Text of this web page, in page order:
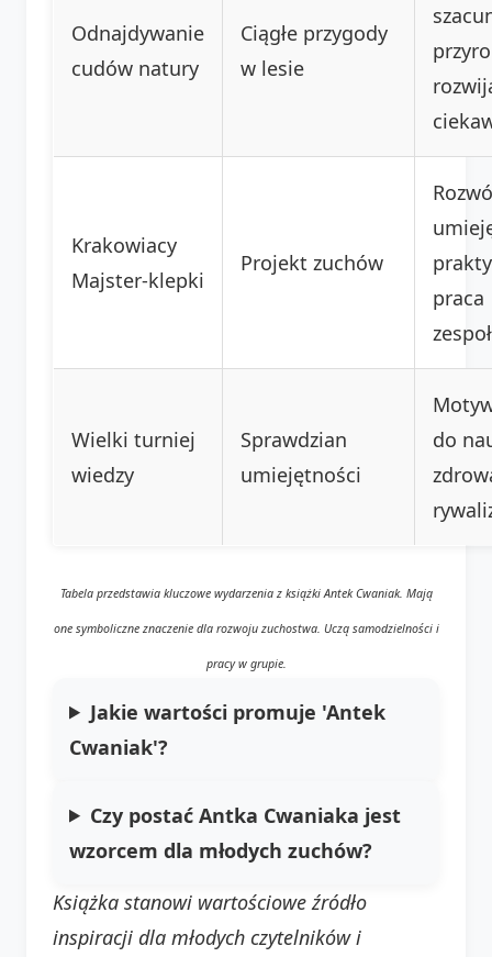
Odnajdywanie
cudów natury
Ciągłe przygody
w lesie
Krakowiacy
Majster-klepki
Projekt zuchów
praca
Wielki turniej
wiedzy
Sprawdzian
umiejętności
do
Tabela przedstawia kluczowe wydarzenia z książki Antek Cwaniak. Mają
one symboliczne znaczenie dla rozwoju zuchostwa. Uczą samodzielności i
pracy w grupie.
Jakie wartości promuje 'Antek
Cwaniak'?
Czy postać Antka Cwaniaka jest
wzorcem dla młodych zuchów?
Książka stanowi wartościowe źródło
inspiracji dla młodych czytelników i